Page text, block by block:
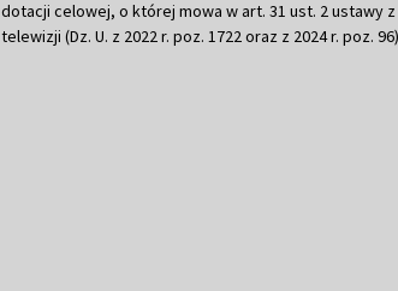
dotacji celowej, o której mowa w art. 31 ust. 2 ustawy
telewizji (Dz. U. z 2022 r. poz. 1722 oraz z 2024 r. poz. 96)